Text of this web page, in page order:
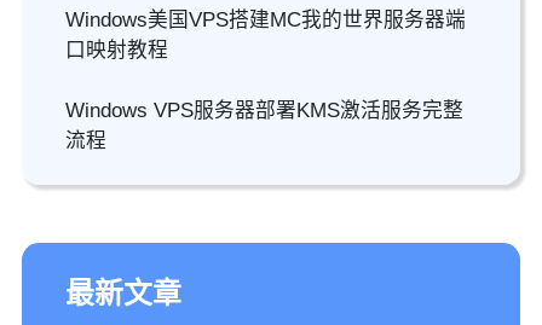
Windows美国VPS搭建MC我的世界服务器端
口映射教程
Windows VPS服务器部署KMS激活服务完整
流程
最新文章